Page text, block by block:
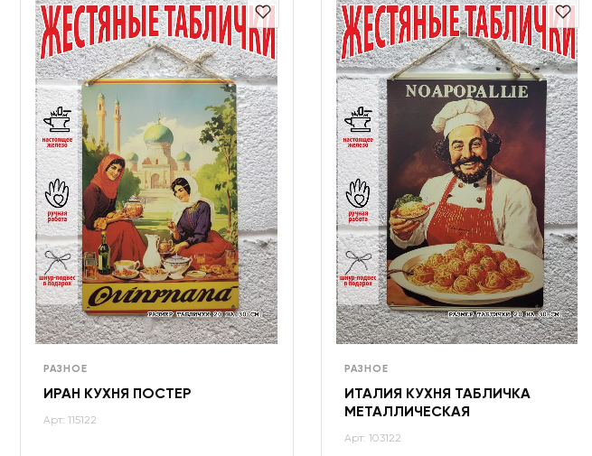
РАЗНОЕ
ИРАН КУХНЯ ПОСТЕР
Арт: 115122
РАЗНОЕ
ИТАЛИЯ КУХНЯ ТАБЛИЧКА
МЕТАЛЛИЧЕСКАЯ
Арт: 103122